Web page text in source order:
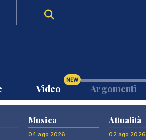
Video
NEW
Argomenti
Musica
04 ago 2026
Attualità
02 ago 2026